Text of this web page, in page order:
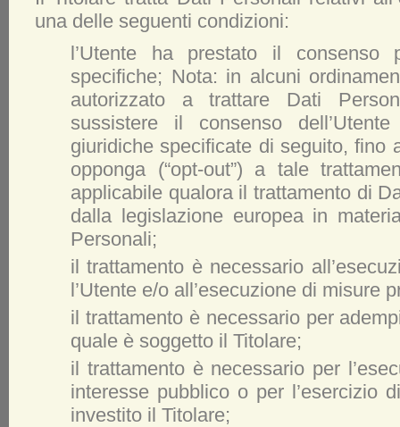
una delle seguenti condizioni:
l’Utente ha prestato il
specifiche; Nota: in alcuni
autorizzato a trattare Dati
sussistere il consenso
giuridiche specificate di seguito, fino
opponga (“opt-out”) a tale
applicabile qualora il trattamento di
dalla legislazione europea in
Personali;
il trattamento è necessario
l’Utente e/o all’esecuzione di misure
il trattamento è necessario per
quale è soggetto il Titolare;
il trattamento è necessario per
interesse pubblico o per l’esercizio
investito il Titolare;